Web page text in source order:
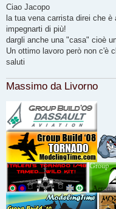
s
a
g
g
i
o
Ciao Jacopo
la tua vena carrista direi che
impegnarti di più!
dargli anche una "casa" cioè
Un ottimo lavoro però non c'è
saluti
Massimo da Livorno